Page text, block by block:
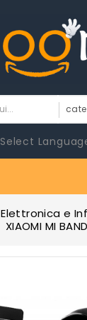
Select
Elettronica e
XIAOMI MI